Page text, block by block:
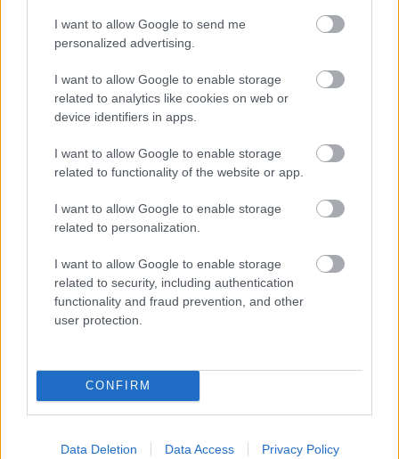
I want to allow Google to send me
personalized advertising.
I want to allow Google to enable storage
related to analytics like cookies on web or
device identifiers in apps.
I want to allow Google to enable storage
related to functionality of the website or app.
I want to allow Google to enable storage
related to personalization.
I want to allow Google to enable storage
related to security, including authentication
functionality and fraud prevention, and other
user protection.
CONFIRM
Data Deletion Data Access Privacy Policy
FORMA-1 / 2025. DEC. 7.
Sainz: Lando bebizonyította, hogy
egy jó srácból is lehet világbajnok
Korábbi csapattársa, Carlos Sainz szép méltatást fogalmazott
Norrishoz. A Williams pilótája reméli, nem száll a brit fejébe a
dicsőség, és továbbra is őszinte személyiség marad, ami